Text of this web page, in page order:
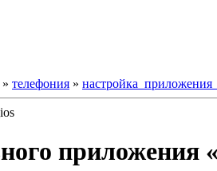
» телефония »
приложения